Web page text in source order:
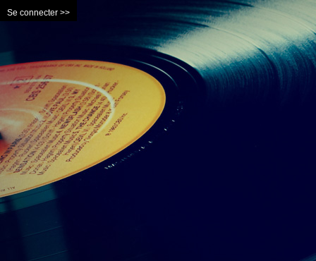
Se connecter >>